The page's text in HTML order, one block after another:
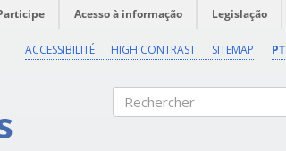
Acesso à informação Legislação
PT
ACCESSIBILITÉ HIGH CONTRAST SITEMAP